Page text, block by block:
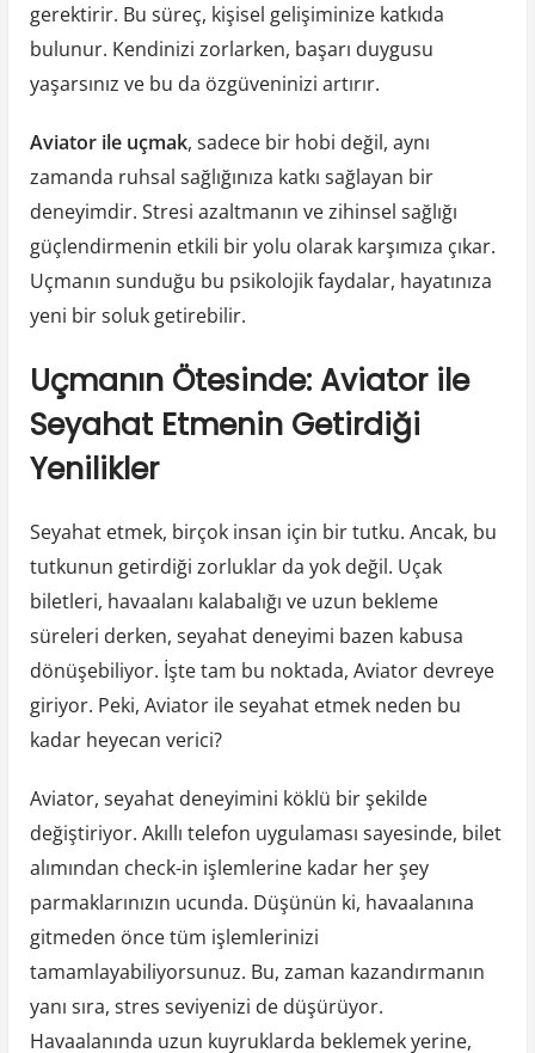
gerektirir. Bu süreç, kişisel gelişiminize katkıda
bulunur. Kendinizi zorlarken, başarı duygusu
yaşarsınız ve bu da özgüveninizi artırır.
Aviator ile uçmak, sadece bir hobi değil, aynı
zamanda ruhsal sağlığınıza katkı sağlayan bir
deneyimdir. Stresi azaltmanın ve zihinsel sağlığı
güçlendirmenin etkili bir yolu olarak karşımıza çıkar.
Uçmanın sunduğu bu psikolojik faydalar, hayatınıza
yeni bir soluk getirebilir.
Uçmanın Ötesinde: Aviator ile
Seyahat Etmenin Getirdiği
Yenilikler
Seyahat etmek, birçok insan için bir tutku. Ancak, bu
tutkunun getirdiği zorluklar da yok değil. Uçak
biletleri, havaalanı kalabalığı ve uzun bekleme
süreleri derken, seyahat deneyimi bazen kabusa
dönüşebiliyor. İşte tam bu noktada, Aviator devreye
giriyor. Peki, Aviator ile seyahat etmek neden bu
kadar heyecan verici?
Aviator, seyahat deneyimini köklü bir şekilde
değiştiriyor. Akıllı telefon uygulaması sayesinde, bilet
alımından check-in işlemlerine kadar her şey
parmaklarınızın ucunda. Düşünün ki, havaalanına
gitmeden önce tüm işlemlerinizi
tamamlayabiliyorsunuz. Bu, zaman kazandırmanın
yanı sıra, stres seviyenizi de düşürüyor.
Havaalanında uzun kuyruklarda beklemek yerine,